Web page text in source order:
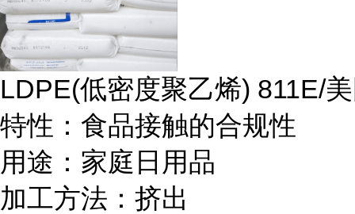
LDPE(低密度聚乙烯) 811E/
特性：食品接触的合规性
用途：家庭日用品
加工方法：挤出